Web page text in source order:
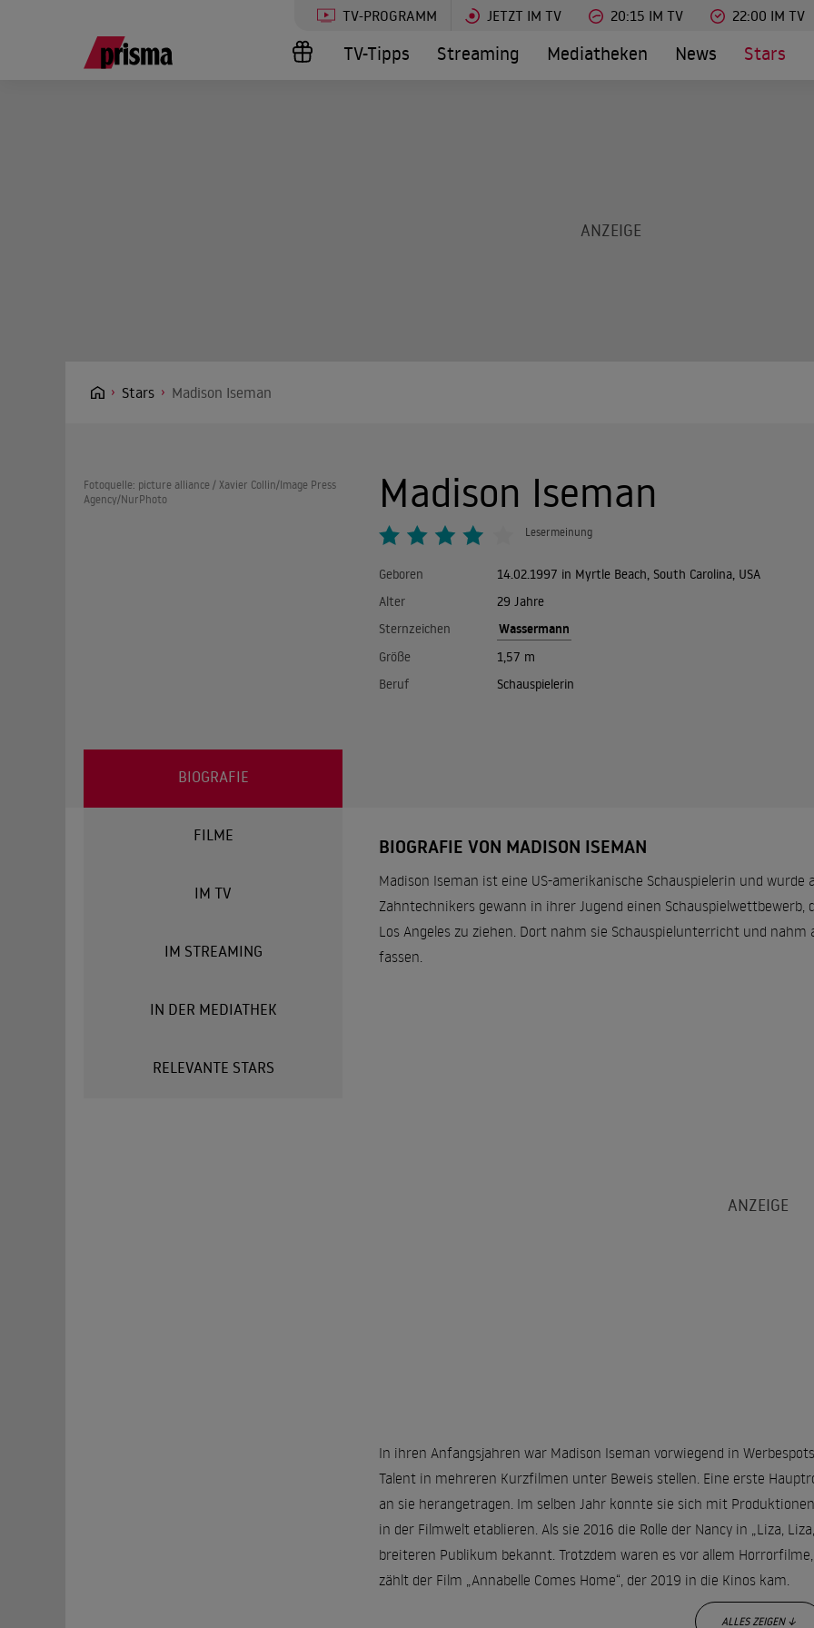
TV-PROGRAMM JETZT IM TV 20:15 IM TV 22:00 IM TV
TV-Tipps Streaming Mediatheken News Stars
Stars Madison Iseman
Fotoquelle: picture alliance / Xavier Collin/Image Press
Agency/NurPhoto
Madison Iseman
Lesermeinung
Geboren
14.02.1997 in Myrtle Beach, South Carolina, USA
Alter
29 Jahre
Sternzeichen
Wassermann
Größe
1,57 m
Beruf
Schauspielerin
BIOGRAFIE
FILME
IM TV
IM STREAMING
IN DER MEDIATHEK
RELEVANTE STARS
BIOGRAFIE VON MADISON ISEMAN
Madison Iseman ist eine US-amerikanische Schauspielerin und wurde
Zahntechnikers gewann in ihrer Jugend einen Schauspielwettbewerb,
Los Angeles zu ziehen. Dort nahm sie Schauspielunterricht und
fassen.
In ihren Anfangsjahren war Madison Iseman vorwiegend in
Talent in mehreren Kurzfilmen unter Beweis stellen. Eine erste
an sie herangetragen. Im selben Jahr konnte sie sich mit
in der Filmwelt etablieren. Als sie 2016 die Rolle der Nancy in „Liza,
breiteren Publikum bekannt. Trotzdem waren es vor allem
zählt der Film „Annabelle Comes Home“, der 2019 in die Kinos kam.
ALLES ZEIGEN ↓